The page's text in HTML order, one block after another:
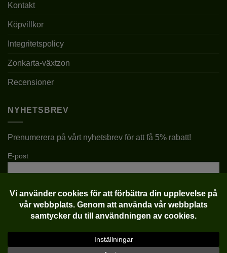
Kontakt
Köpvillkor
Integritetspolicy
Zonkarta-växtzon
Recensioner
NYHETSBREV
Prenumerera på vårt nyhetsbrev för att få 5% rabatt!
E-post
Klarna Visa MasterCard